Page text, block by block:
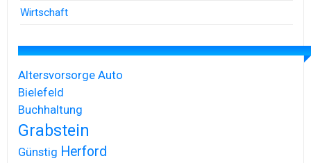
Wirtschaft
Altersvorsorge Auto
Bielefeld
Buchhaltung
Grabstein
Günstig Herford